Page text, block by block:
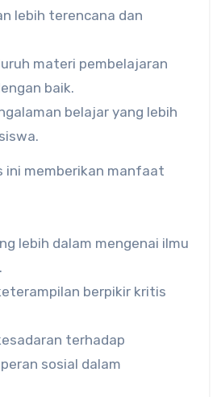
lebih terencana dan
materi pembelajaran
baik.
belajar yang lebih
ini memberikan manfaat
lebih dalam mengenai ilmu
berpikir kritis
terhadap
sosial dalam